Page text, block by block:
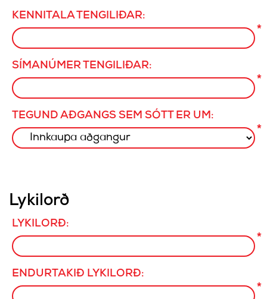
KENNITALA TENGILIÐAR:
*
SÍMANÚMER TENGILIÐAR:
*
TEGUND AÐGANGS SEM SÓTT ER UM:
*
Lykilorð
LYKILORÐ:
*
ENDURTAKIÐ LYKILORÐ:
*